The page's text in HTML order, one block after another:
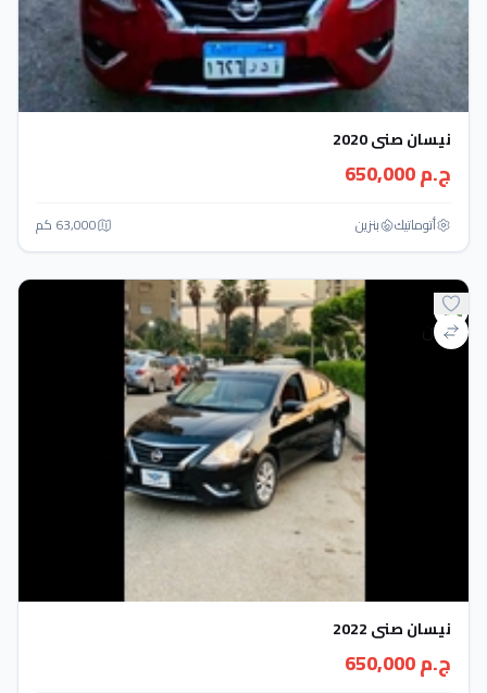
نيسان صنى 2020
ج.م 650,000
أتوماتيك‎ بنزين 63,000 كم
نيسان صنى 2022
ج.م 650,000